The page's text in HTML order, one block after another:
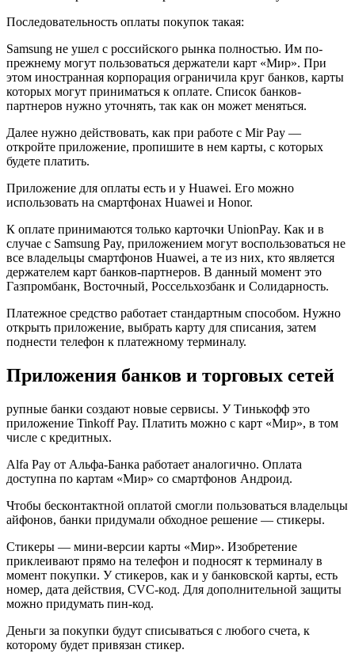
Последовательность оплаты покупок такая:
Samsung не ушел с российского рынка полностью. Им по-
прежнему могут пользоваться держатели карт «Мир». При
этом иностранная корпорация ограничила круг банков, карты
которых могут приниматься к оплате. Список банков-
партнеров нужно уточнять, так как он может меняться.
Далее нужно действовать, как при работе с Mir Pay —
откройте приложение, пропишите в нем карты, с которых
будете платить.
Приложение для оплаты есть и у Huawei. Его можно
использовать на смартфонах Huawei и Honor.
К оплате принимаются только карточки UnionPay. Как и в
случае с Samsung Pay, приложением могут воспользоваться не
все владельцы смартфонов Huawei, а те из них, кто является
держателем карт банков-партнеров. В данный момент это
Газпромбанк, Восточный, Россельхозбанк и Солидарность.
Платежное средство работает стандартным способом. Нужно
открыть приложение, выбрать карту для списания, затем
поднести телефон к платежному терминалу.
Приложения банков и торговых сетей
рупные банки создают новые сервисы. У Тинькофф это
приложение Tinkoff Pay. Платить можно с карт «Мир», в том
числе с кредитных.
Alfa Pay от Альфа-Банка работает аналогично. Оплата
доступна по картам «Мир» со смартфонов Андроид.
Чтобы бесконтактной оплатой смогли пользоваться владельцы
айфонов, банки придумали обходное решение — стикеры.
Стикеры — мини-версии карты «Мир». Изобретение
приклеивают прямо на телефон и подносят к терминалу в
момент покупки. У стикеров, как и у банковской карты, есть
номер, дата действия, CVC-код. Для дополнительной защиты
можно придумать пин-код.
Деньги за покупки будут списываться с любого счета, к
которому будет привязан стикер.